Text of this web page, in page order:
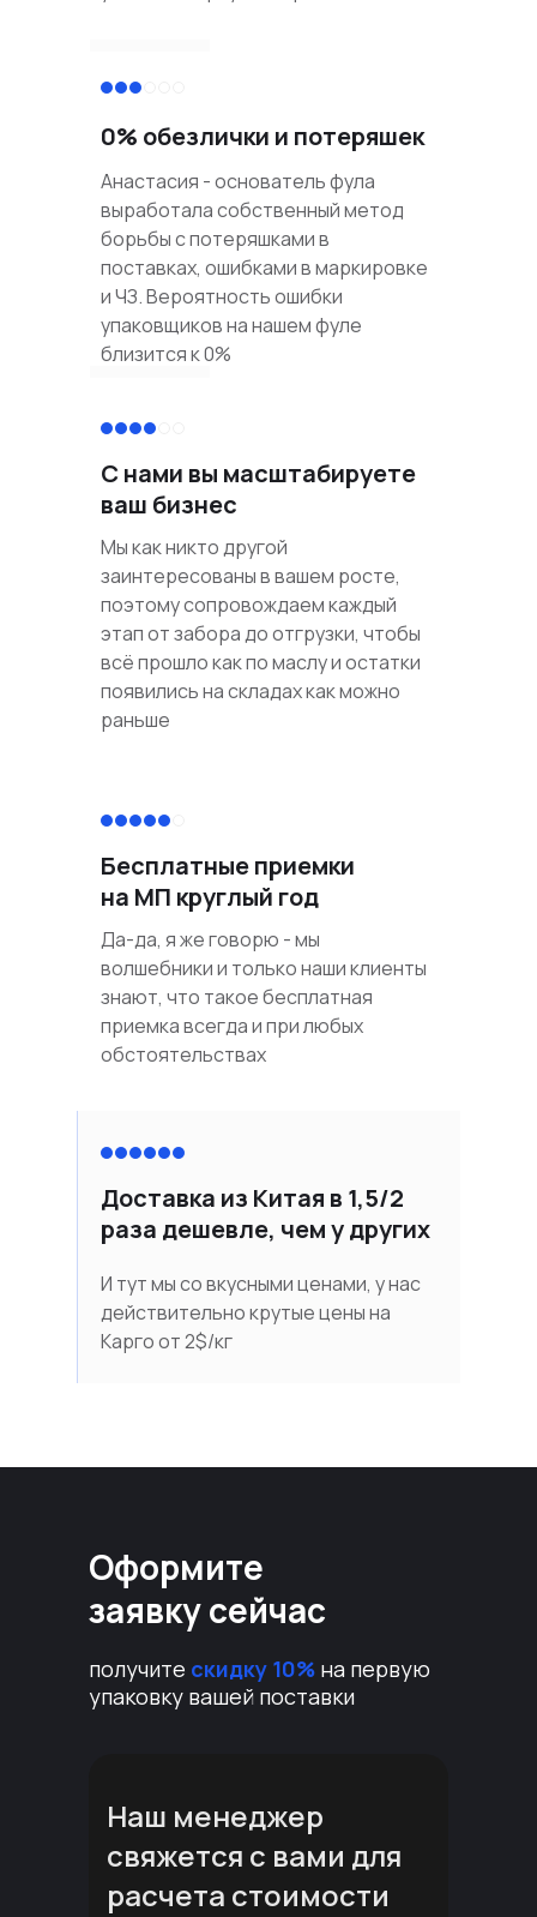
0% обезлички и потеряшек
Анастасия - основатель фула
выработала собственный метод
борьбы с потеряшками в
поставках, ошибками в маркировке
и ЧЗ. Вероятность ошибки
упаковщиков на нашем фуле
близится к 0%
С нами вы масштабируете
ваш бизнес
Мы как никто другой
заинтересованы в вашем росте,
поэтому сопровождаем каждый
этап от забора до отгрузки, чтобы
всё прошло как по маслу и остатки
появились на складах как можно
раньше
Бесплатные приемки
на МП круглый год
Да-да, я же говорю - мы
волшебники и только наши клиенты
знают, что такое бесплатная
приемка всегда и при любых
обстоятельствах
Доставка из Китая в 1,5/2
раза дешевле, чем у других
И тут мы со вкусными ценами, у нас
действительно крутые цены на
Карго от 2$/кг
Оформите
заявку сейчас
получите скидку 10% на первую
упаковку вашей поставки
Наш менеджер
свяжется с вами для
расчета стоимости